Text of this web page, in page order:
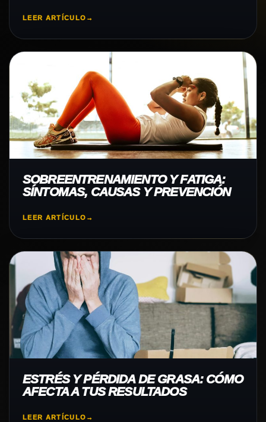
LEER ARTÍCULO →
SOBREENTRENAMIENTO Y FATIGA:
SÍNTOMAS, CAUSAS Y PREVENCIÓN
LEER ARTÍCULO →
ESTRÉS Y PÉRDIDA DE GRASA: CÓMO
AFECTA A TUS RESULTADOS
LEER ARTÍCULO →